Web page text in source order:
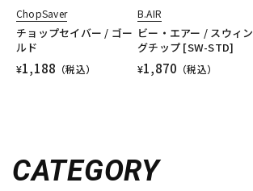
ChopSaver
チョップセイバー / ゴー
ルド
¥1,188 （税込）
B.AIR
ビー・エアー / スウィン
グチップ [SW-STD]
¥1,870 （税込）
CATEGORY